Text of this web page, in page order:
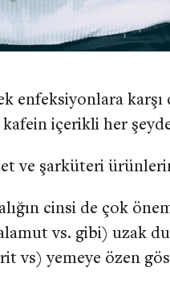
enfeksiyonlara
içerikli her
ve şarküteri
cinsi de çok
vs. gibi) uzak
vs) yemeye özen